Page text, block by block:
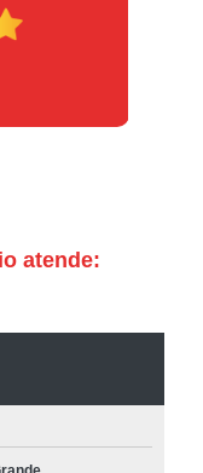
atende: